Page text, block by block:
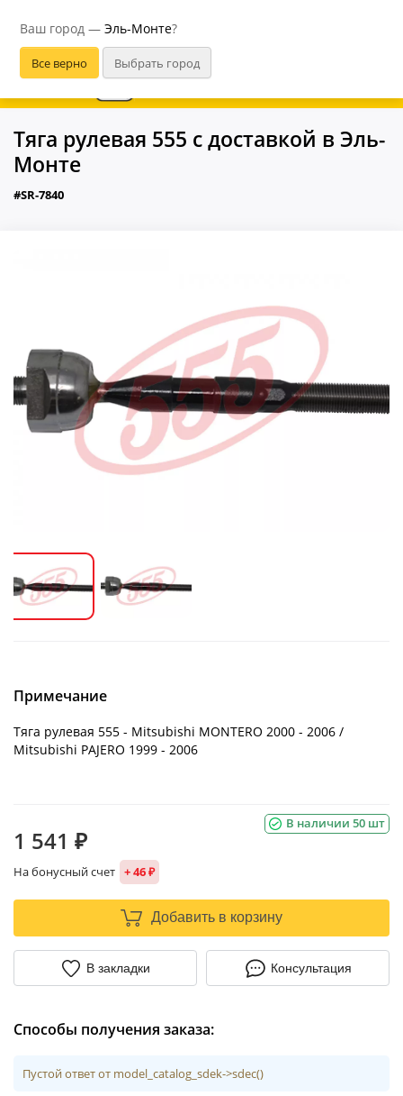
Ваш город — Эль-Монте?
В приложении удобнее
Тяга рулевая 555 с доставкой в Эль-
Монте
#SR-7840
Примечание
Тяга рулевая 555 - Mitsubishi MONTERO 2000 - 2006 /
Mitsubishi PAJERO 1999 - 2006
В наличии 50 шт
1 541 ₽
На бонусный счет + 46 ₽
Добавить в корзину
В закладки Консультация
Способы получения заказа:
Пустой ответ от model_catalog_sdek->sdec()